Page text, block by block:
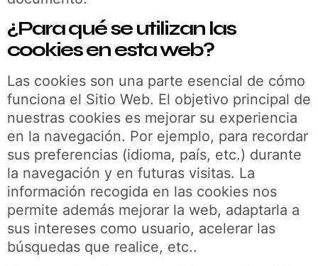
¿Para qué se utilizan las
cookies en esta web?
Las cookies son una parte esencial de cómo
funciona el Sitio Web. El objetivo principal de
nuestras cookies es mejorar su experiencia
en la navegación. Por ejemplo, para recordar
sus preferencias (idioma, país, etc.) durante
la navegación y en futuras visitas. La
información recogida en las cookies nos
permite además mejorar la web, adaptarla a
sus intereses como usuario, acelerar las
búsquedas que realice, etc..